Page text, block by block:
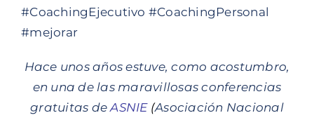
#CoachingEjecutivo #CoachingPersonal
#mejorar
Hace unos años estuve, como acostumbro,
en una de las maravillosas conferencias
gratuitas deASNIE(Asociación Nacional